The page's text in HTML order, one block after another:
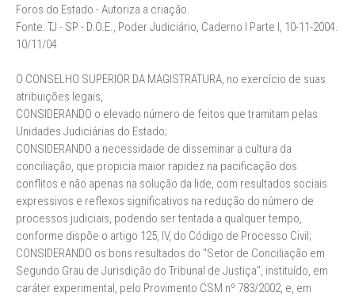
Foros do Estado - Autoriza a criação.
Fonte: TJ - SP - D.O.E., Poder Judiciário, Caderno I Parte I, 10-11-2004.
10/11/04
O CONSELHO SUPERIOR DA MAGISTRATURA, no exercício de suas
atribuições legais,
CONSIDERANDO o elevado número de feitos que tramitam pelas
Unidades Judiciárias do Estado;
CONSIDERANDO a necessidade de disseminar a cultura da
conciliação, que propicia maior rapidez na pacificação dos
conflitos e não apenas na solução da lide, com resultados sociais
expressivos e reflexos significativos na redução do número de
processos judiciais, podendo ser tentada a qualquer tempo,
conforme dispõe o artigo 125, IV, do Código de Processo Civil;
CONSIDERANDO os bons resultados do "Setor de Conciliação em
Segundo Grau de Jurisdição do Tribunal de Justiça", instituído, em
caráter experimental, pelo Provimento CSM nº 783/2002, e, em